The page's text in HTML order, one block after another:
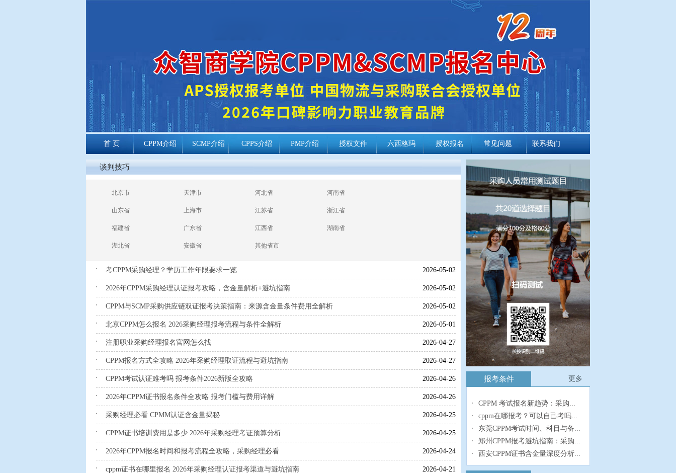
首 页 CPPM介绍 SCMP介绍 CPPS介绍 PMP介绍 授权文件 六西格玛 授权报名 常见问题 联系我们
谈判技巧
北京市 天津市 河北省 河南省
山东省 上海市 江苏省 浙江省
福建省 广东省 江西省 湖南省
湖北省 安徽省 其他省市
2026-05-02
考CPPM采购经理？学历工作年限要求一览
2026-05-02
2026年CPPM采购经理认证报考攻略，含金量解析+避坑指南
2026-05-02
CPPM与SCMP采购供应链双证报考决策指南：来源含金量条件费用全解析
2026-05-01
北京CPPM怎么报名 2026采购经理报考流程与条件全解析
2026-04-27
注册职业采购经理报名官网怎么找
2026-04-27
CPPM报名方式全攻略 2026年采购经理取证流程与避坑指南
2026-04-26
CPPM考试认证难考吗 报考条件2026新版全攻略
2026-04-26
2026年CPPM证书报名条件全攻略 报考门槛与费用详解
2026-04-25
采购经理必看 CPMM认证含金量揭秘
2026-04-25
CPPM证书培训费用是多少 2026年采购经理考证预算分析
2026-04-24
2026年CPPM报名时间和报考流程全攻略，采购经理必看
2026-04-21
cppm证书在哪里报名 2026年采购经理认证报考渠道与避坑指南
更多
报考条件
CPPM 考试报名新趋势：采购...
cppm在哪报考？可以自己考吗...
东莞CPPM考试时间、科目与备...
郑州CPPM报考避坑指南：采购...
西安CPPM证书含金量深度分析...